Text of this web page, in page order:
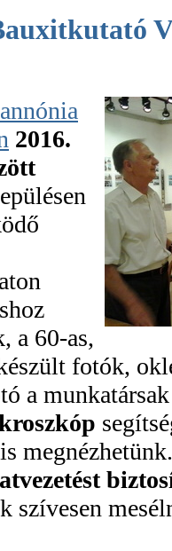
2016.
a 60-as,
fotók,
a
szívesen